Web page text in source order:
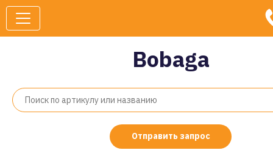
Bobaga
Отправить запрос